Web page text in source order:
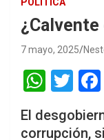
7 mayo, 2025
W
at
T
wi
tt
El
corrupción,